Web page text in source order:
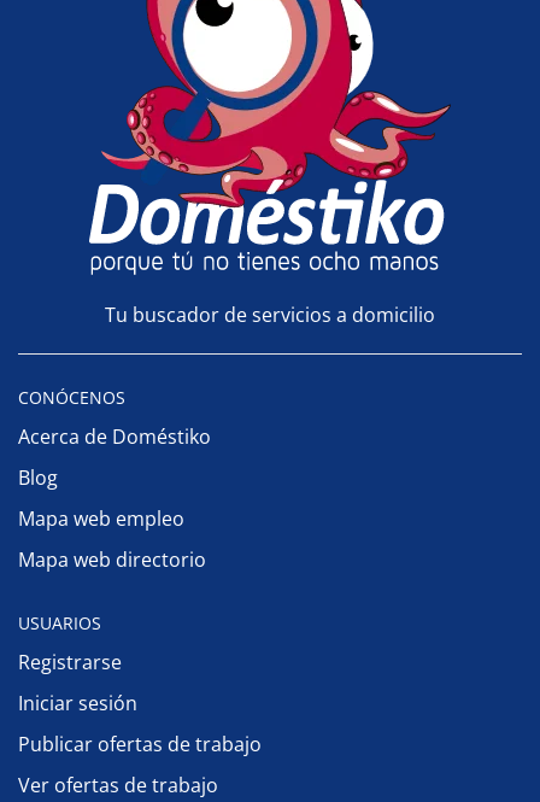
Tu buscador de servicios a domicilio
CONÓCENOS
Acerca de Doméstiko
Blog
Mapa web empleo
Mapa web directorio
USUARIOS
Registrarse
Iniciar sesión
Publicar ofertas de trabajo
Ver ofertas de trabajo